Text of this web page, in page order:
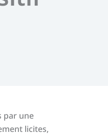
par une
licites,